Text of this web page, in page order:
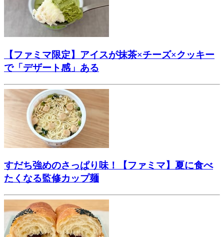
【ファミマ限定】アイスが抹茶×チーズ×クッキー
で「デザート感」ある
すだち強めのさっぱり味！【ファミマ】夏に食べ
たくなる監修カップ麺